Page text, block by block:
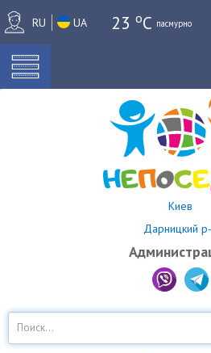
RU UA 23 oC пасмурно
Киев
Дарницкий